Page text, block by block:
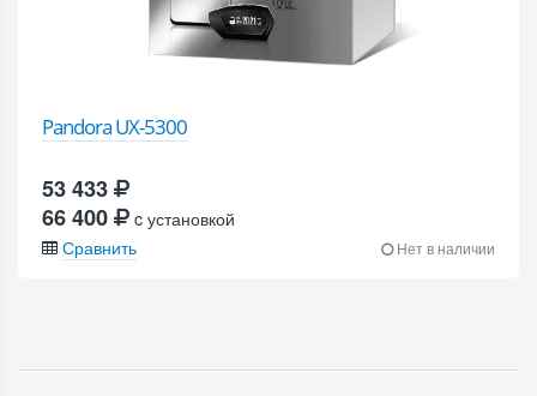
Pandora UX-5300
53 433
66 400
c установкой
Сравнить
Нет в наличии